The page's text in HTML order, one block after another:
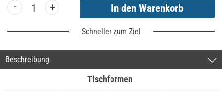
- +
Schneller zum Ziel
Beschreibung
Tischformen